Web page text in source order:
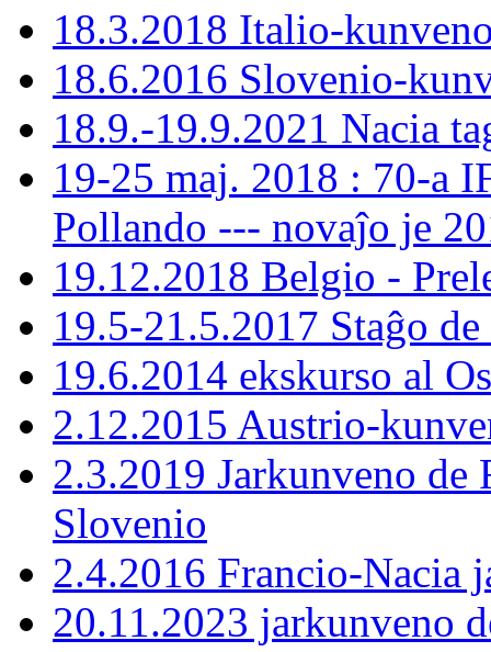
18.3.2018 Italio-
18.6.2016 Slovenio-
18.9.-19.9.2021 Nacia
19-25 maj. 2018 : 70-a
Pollando --- novaĵo je
19.12.2018 Belgio -
19.5-21.5.2017 Staĝo
19.6.2014 ekskurso al
2.12.2015 Austrio-
2.3.2019 Jarkunveno de
Slovenio
2.4.2016 Francio-Nacia
20.11.2023 jarkunveno